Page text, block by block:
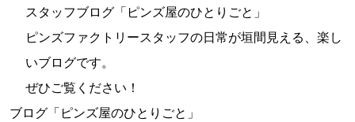
スタッフブログ「ピンズ屋のひとりごと」
ピンズファクトリースタッフの日常が垣間見える、楽し
いブログです。
ぜひご覧ください！
ブログ「ピンズ屋のひとりごと」